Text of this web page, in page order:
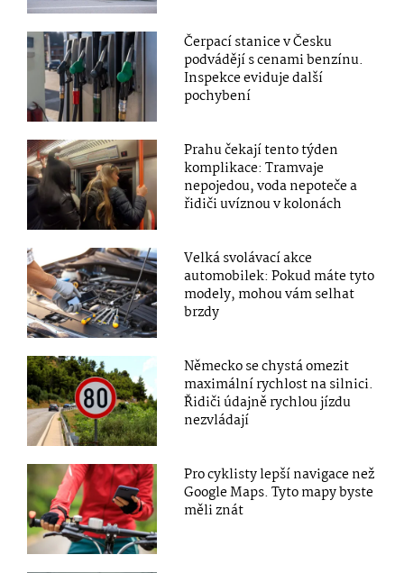
Čerpací stanice v Česku
podvádějí s cenami benzínu.
Inspekce eviduje další
pochybení
Prahu čekají tento týden
komplikace: Tramvaje
nepojedou, voda nepoteče a
řidiči uvíznou v kolonách
Velká svolávací akce
automobilek: Pokud máte tyto
modely, mohou vám selhat
brzdy
Německo se chystá omezit
maximální rychlost na silnici.
Řidiči údajně rychlou jízdu
nezvládají
Pro cyklisty lepší navigace než
Google Maps. Tyto mapy byste
měli znát